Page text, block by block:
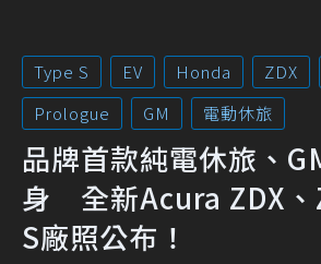
Type S EV Honda ZDX
Prologue
GM 電動休旅
品牌首款純電休旅、
身 全新Acura ZDX、
S廠照公布！